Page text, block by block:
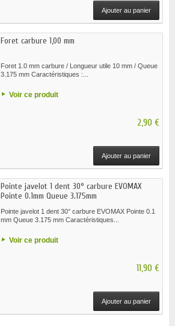
Ajouter au panier
Foret carbure 1,00 mm
Foret 1.0 mm carbure / Longueur utile 10 mm / Queue
3.175 mm Caractéristiques :...
Voir ce produit
2,90 €
Ajouter au panier
Pointe javelot 1 dent 30° carbure EVOMAX
Pointe 0.1mm Queue 3.175mm
Pointe javelot 1 dent 30° carbure EVOMAX Pointe 0.1
mm Queue 3.175 mm Caractéristiques...
Voir ce produit
11,90 €
Ajouter au panier